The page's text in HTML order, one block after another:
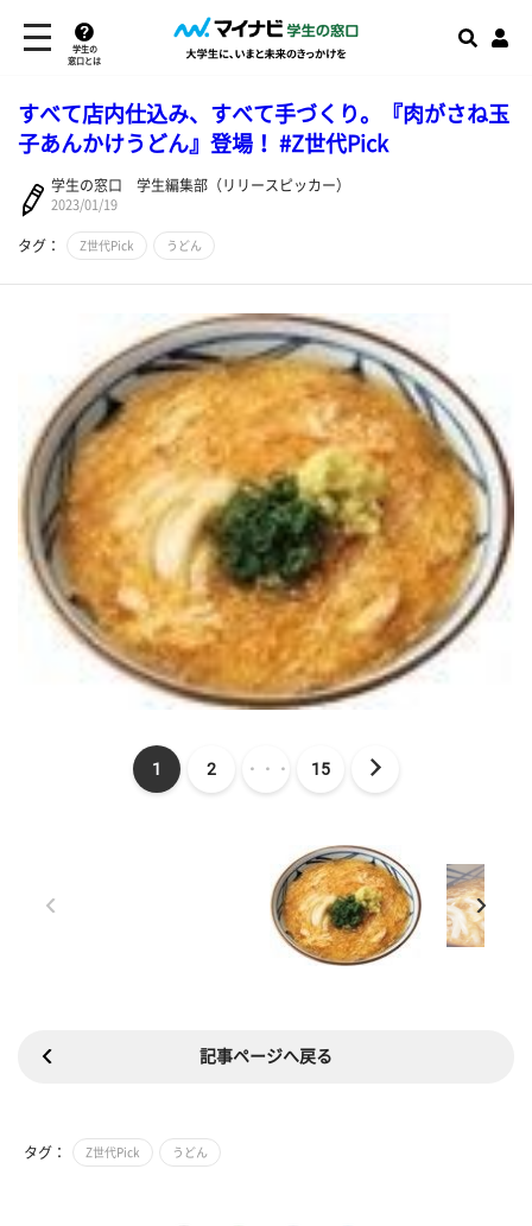
学生の
窓口とは
すべて店内仕込み、すべて手づくり。『肉がさね玉
子あんかけうどん』登場！ #Z世代Pick
学生の窓口 学生編集部（リリースピッカー）
2023/01/19
タグ： Z世代Pick うどん
1 2 ・・・ 15
記事ページへ戻る
タグ： Z世代Pick うどん